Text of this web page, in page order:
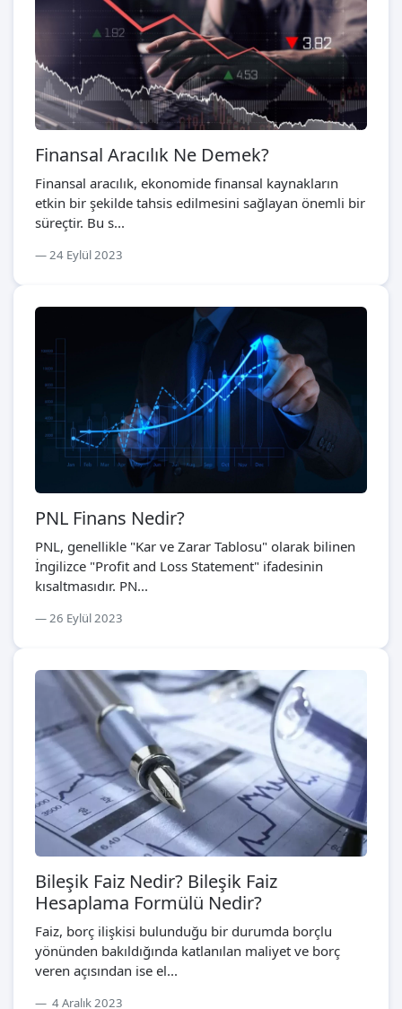
Finansal Aracılık Ne Demek?
Finansal aracılık, ekonomide finansal kaynakların
etkin bir şekilde tahsis edilmesini sağlayan önemli bir
süreçtir. Bu s...
24 Eylül 2023
PNL Finans Nedir?
PNL, genellikle "Kar ve Zarar Tablosu" olarak bilinen
İngilizce "Profit and Loss Statement" ifadesinin
kısaltmasıdır. PN...
26 Eylül 2023
Bileşik Faiz Nedir? Bileşik Faiz
Hesaplama Formülü Nedir?
Faiz, borç ilişkisi bulunduğu bir durumda borçlu
yönünden bakıldığında katlanılan maliyet ve borç
veren açısından ise el...
4 Aralık 2023